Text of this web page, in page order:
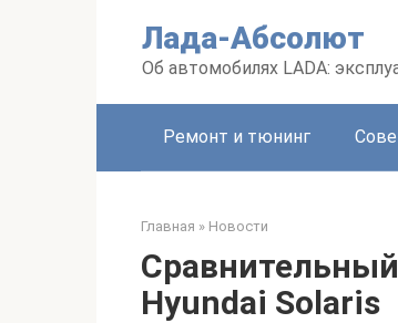
Лада-Абсолют
Об автомобилях LADA:
Ремонт и тюнинг
Главная » Новости
Сравнительный
Hyundai Solaris